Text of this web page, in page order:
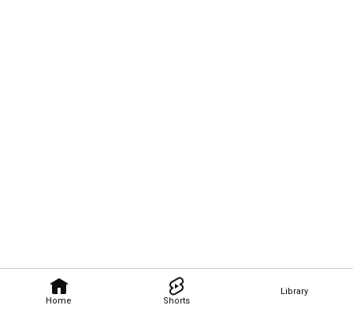
Home Shorts
Library